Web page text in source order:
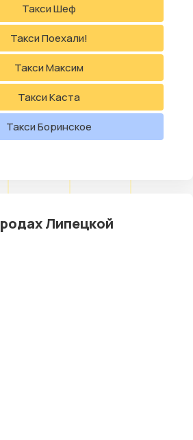
Такси Шеф
Такси Поехали!
Такси Максим
Такси Каста
Такси Боринское
Липецкой